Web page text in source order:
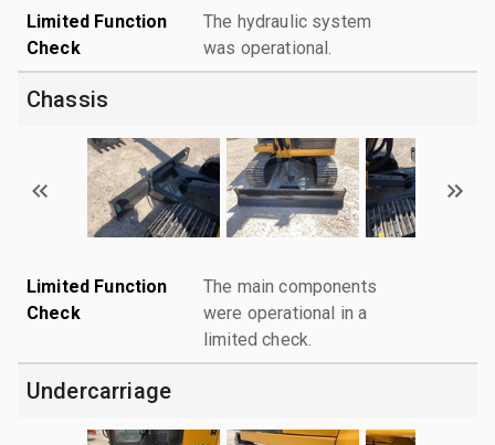
Limited Function
Check
The hydraulic system
was operational.
Chassis
Limited Function
Check
The main components
were operational in a
limited check.
Undercarriage